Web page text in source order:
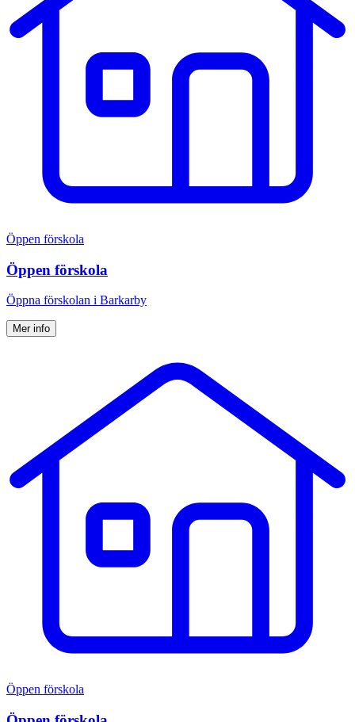
Öppen förskola
Öppen förskola
Öppna för­skolan i Barkarby
Mer info
Öppen förskola